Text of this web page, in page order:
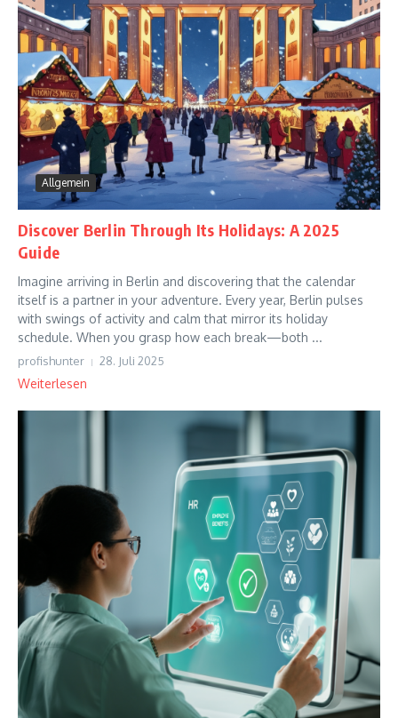
Allgemein
Discover Berlin Through Its Holidays: A 2025
Guide
Imagine arriving in Berlin and discovering that the calendar
itself is a partner in your adventure. Every year, Berlin pulses
with swings of activity and calm that mirror its holiday
schedule. When you grasp how each break—both ...
profishunter 28. Juli 2025
Weiterlesen